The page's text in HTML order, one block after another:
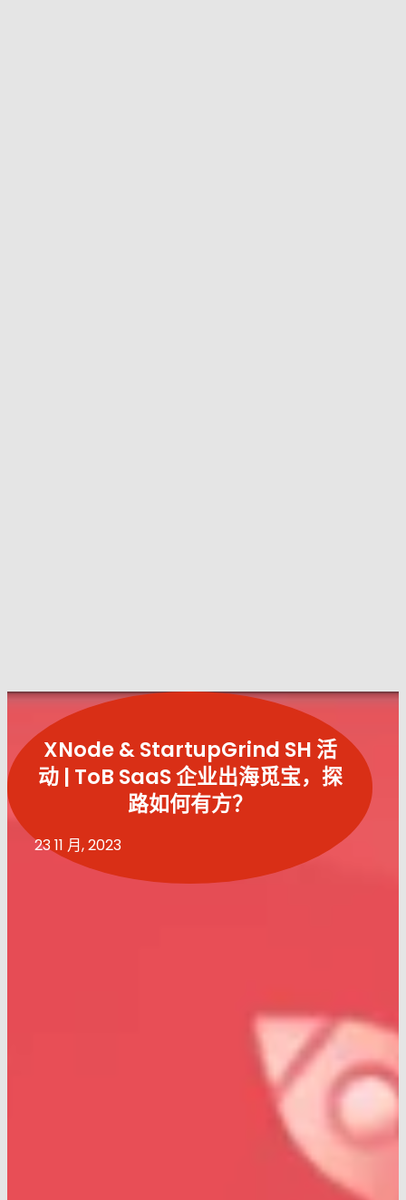
XNode & StartupGrind SH 活
动 | ToB SaaS 企业出海觅宝，探
路如何有方？
23 11 月, 2023